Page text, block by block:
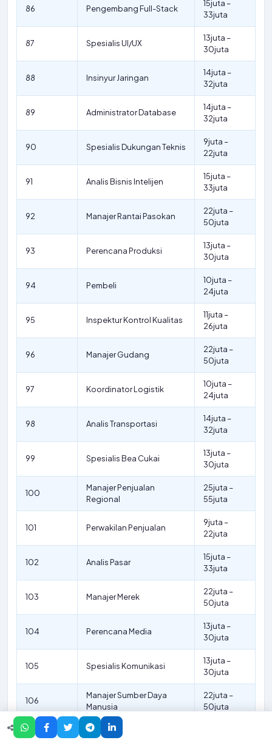
86 Pengembang Full-Stack
15juta –
33juta
87 Spesialis UI/UX
13juta –
30juta
88 Insinyur Jaringan
14juta –
32juta
89 Administrator Database
14juta –
32juta
90 Spesialis Dukungan Teknis
9juta –
22juta
91 Analis Bisnis Intelijen
15juta –
33juta
92 Manajer Rantai Pasokan
22juta –
50juta
93 Perencana Produksi
13juta –
30juta
94 Pembeli
10juta –
24juta
95 Inspektur Kontrol Kualitas
11juta –
26juta
96 Manajer Gudang
22juta –
50juta
97 Koordinator Logistik
10juta –
24juta
98 Analis Transportasi
14juta –
32juta
99 Spesialis Bea Cukai
13juta –
30juta
100
Manajer Penjualan
Regional
25juta –
55juta
101 Perwakilan Penjualan
9juta –
22juta
102 Analis Pasar
15juta –
33juta
103 Manajer Merek
22juta –
50juta
104 Perencana Media
13juta –
30juta
105 Spesialis Komunikasi
13juta –
30juta
106
Manajer Sumber Daya
Manusia
22juta –
50juta
107 Spesialis Perekrutan